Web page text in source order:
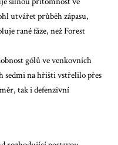
utvářet průběh zápasu,
rané fáze, než Forest
gólů ve venkovních
sedmi na hřišti vstřelilo přes
tak i defenzivní